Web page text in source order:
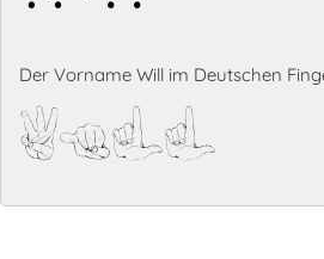
Der Vorname Will im Deutschen
Will